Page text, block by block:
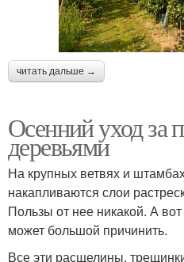
читать дальше →
Осенний уход за
деревьями
На крупных ветвях и
накапливаются слои
Пользы от нее никакой. А
может большой причинить.
Все эти расщелины,